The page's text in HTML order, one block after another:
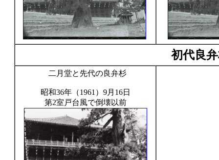
初代良
二月堂と先代の良弁杉
昭和36年（1961）9月16日
第2室戸台風で倒壊以前